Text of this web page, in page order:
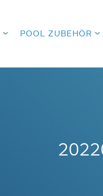
POOL ZUBEHÖR